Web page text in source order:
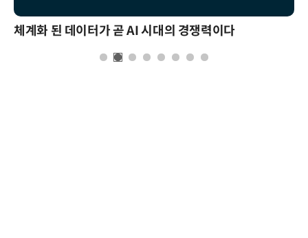
체계화 된 데이터가 곧 AI 시대의 경쟁력이다